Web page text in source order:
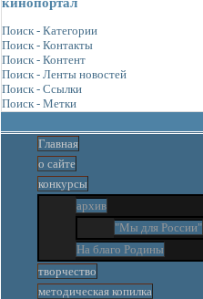
Поиск - Категории
Поиск - Контакты
Поиск - Контент
Поиск - Ленты новостей
Поиск - Ссылки
Поиск - Метки
Главная
о сайте
конкурсы
архив
"Мы для России"
На благо Родины
творчество
методическая копилка